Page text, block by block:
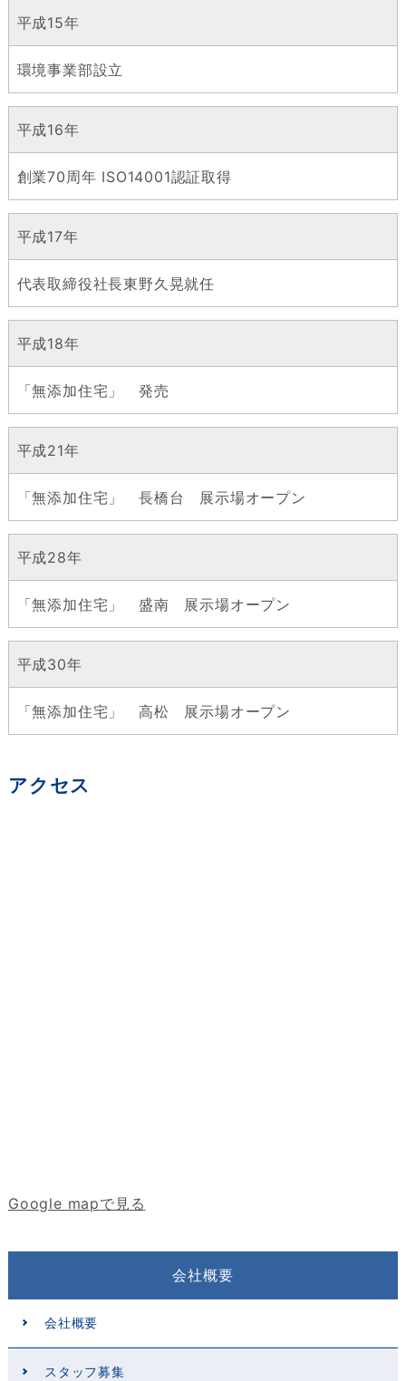
平成15年
環境事業部設立
平成16年
創業70周年 ISO14001認証取得
平成17年
代表取締役社長東野久晃就任
平成18年
「無添加住宅」 発売
平成21年
「無添加住宅」 長橋台 展示場オープン
平成28年
「無添加住宅」 盛南 展示場オープン
平成30年
「無添加住宅」 高松 展示場オープン
アクセス
Google mapで見る
会社概要
会社概要
スタッフ募集